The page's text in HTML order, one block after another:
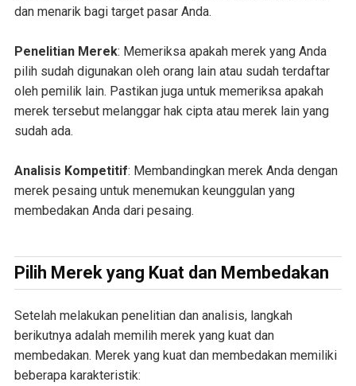
dan menarik bagi target pasar Anda.
Penelitian Merek: Memeriksa apakah merek yang Anda
pilih sudah digunakan oleh orang lain atau sudah terdaftar
oleh pemilik lain. Pastikan juga untuk memeriksa apakah
merek tersebut melanggar hak cipta atau merek lain yang
sudah ada.
Analisis Kompetitif: Membandingkan merek Anda dengan
merek pesaing untuk menemukan keunggulan yang
membedakan Anda dari pesaing.
Pilih Merek yang Kuat dan Membedakan
Setelah melakukan penelitian dan analisis, langkah
berikutnya adalah memilih merek yang kuat dan
membedakan. Merek yang kuat dan membedakan memiliki
beberapa karakteristik: